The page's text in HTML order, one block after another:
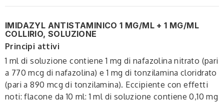
IMIDAZYL ANTISTAMINICO 1 MG/ML + 1 MG/ML
COLLIRIO, SOLUZIONE
Principi attivi
1 ml di soluzione contiene 1 mg di nafazolina nitrato (pari
a 770 mcg di nafazolina) e 1 mg di tonzilamina cloridrato
(pari a 890 mcg di tonzilamina). Eccipiente con effetti
noti: flacone da 10 ml: 1 ml di soluzione contiene 0,10 mg